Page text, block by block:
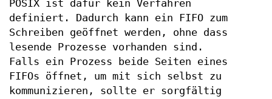
POSIX ist dafür kein Verfahren
definiert. Dadurch kann ein FIFO zum
Schreiben geöffnet werden, ohne dass
lesende Prozesse vorhanden sind.
Falls ein Prozess beide Seiten eines
FIFOs öffnet, um mit sich selbst zu
kommunizieren, sollte er sorgfältig